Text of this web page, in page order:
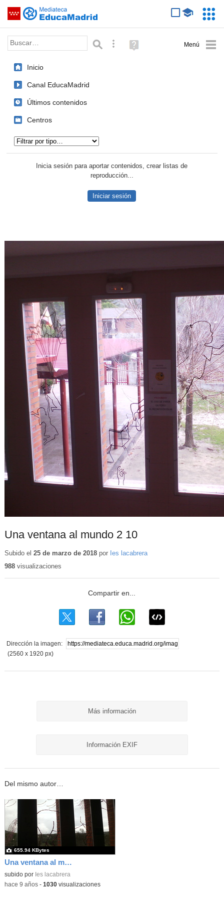
Saltar navegación
Palabra o frase: Búsqueda avanzada
Ayuda
(en
Inicio
Canal EducaMadrid
Últimos contenidos
Centros
Inicia sesión para aportar contenidos, crear listas de
reproducción...
Iniciar sesión
Una ventana al mundo 2 10
Subido el 25 de marzo de 2018por Ies lacabrera
988visualizaciones
Dirección la imagen:
(2560 x 1920 px)
Más información
Información EXIF
Del mismo autor…
Una ventana al mundo 2 3
subido por Ies lacabrera
655.94 KBytes
-hace 9 años- 1030visualizaciones